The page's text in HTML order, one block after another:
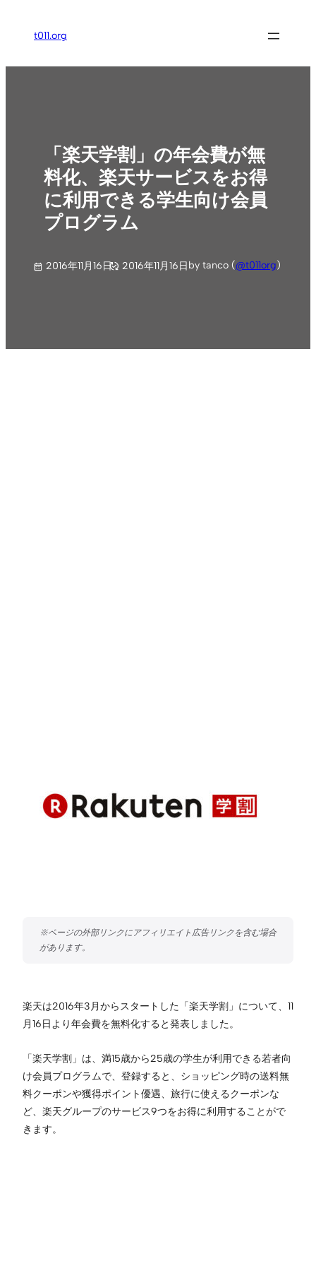
ス
t011.org
「楽天学割」の年会費が無
料化、楽天サービスをお得
に利用できる学生向け会員
プログラム
2016年11月16日 2016年11月16日by tanco (@t011org)
楽天は2016年3月からスタートした「楽天学割」について、11
月16日より年会費を無料化すると発表しました。
「楽天学割」は、満15歳から25歳の学生が利用できる若者向
け会員プログラムで、登録すると、ショッピング時の送料無
料クーポンや獲得ポイント優遇、旅行に使えるクーポンな
ど、楽天グループのサービス9つをお得に利用することがで
きます。